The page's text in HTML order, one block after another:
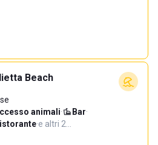
Beach
animali· Bar·
·e altri 2…